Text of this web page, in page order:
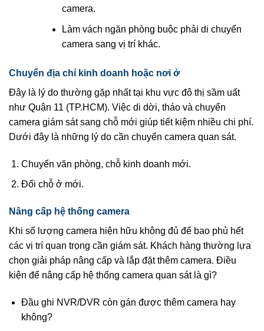
camera.
Làm vách ngăn phòng buộc phải di chuyển
camera sang vị trí khác.
Chuyển địa chỉ kinh doanh hoặc nơi ở
Đây là lý do thường gặp nhất tại khu vực đô thị sầm uất
như Quận 11 (TP.HCM). Việc di dời, tháo và chuyển
camera giám sát sang chỗ mới giúp tiết kiệm nhiều chi phí.
Dưới đây là những lý do cần chuyển camera quan sát.
Chuyển văn phòng, chỗ kinh doanh mới.
Đổi chỗ ở mới.
Nâng cấp hệ thống camera
Khi số lượng camera hiện hữu không đủ để bao phủ hết
các vị trí quan trọng cần giám sát. Khách hàng thường lựa
chọn giải pháp nâng cấp và lắp đặt thêm camera. Điều
kiện để nâng cấp hệ thống camera quan sát là gì?
Đầu ghi NVR/DVR còn gán được thêm camera hay
không?